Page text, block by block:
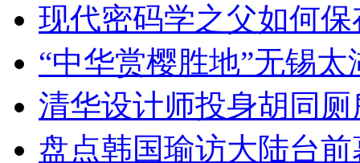
现代密码学之父如何
“中华赏樱胜地”无锡
清华设计师投身胡同
盘点韩国瑜访大陆台